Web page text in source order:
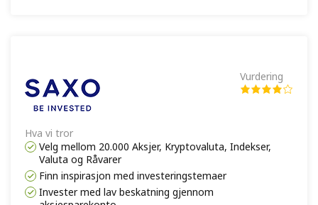
Vurdering
Hva vi tror
Velg mellom 20.000 Aksjer, Kryptovaluta, Indekser,
Valuta og Råvarer
Finn inspirasjon med investeringstemaer
Invester med lav beskatning gjennom